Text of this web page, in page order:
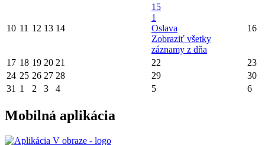
10 11 12 13 14
15
1
Oslava
Zobraziť všetky
záznamy z dňa
16
17 18 19 20 21 22
23
24 25 26 27 28 29
30
31 1 2 3 4 5 6
Mobilná aplikácia